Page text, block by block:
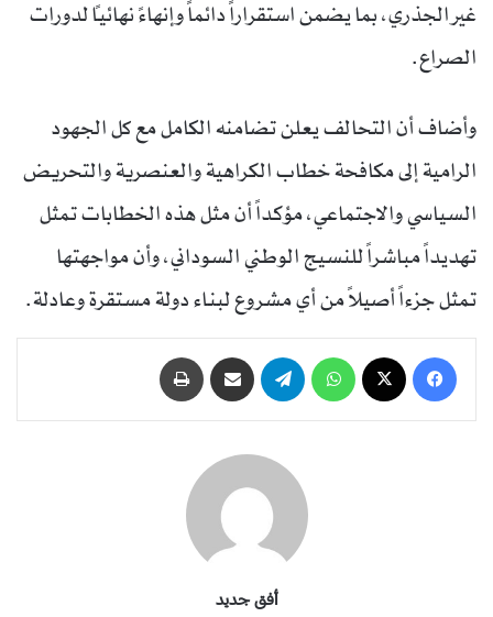
غير الجذري، بما يضمن استقراراً دائماً وإنهاءً نهائياً لدورات
الصراع.
وأضاف أن التحالف يعلن تضامنه الكامل مع كل الجهود
الرامية إلى مكافحة خطاب الكراهية والعنصرية والتحريض
السياسي والاجتماعي، مؤكداً أن مثل هذه الخطابات تمثل
تهديداً مباشراً للنسيج الوطني السوداني، وأن مواجهتها
تمثل جزءاً أصيلاً من أي مشروع لبناء دولة مستقرة وعادلة.
أفق جديد